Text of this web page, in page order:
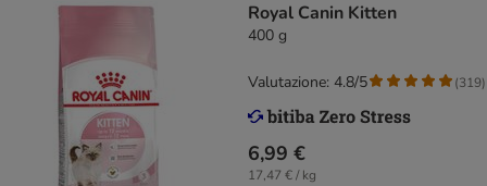
Royal Canin Kitten
400 g
6,99 €
17,47 € / kg
Valutazione: 4.8/5 (319)